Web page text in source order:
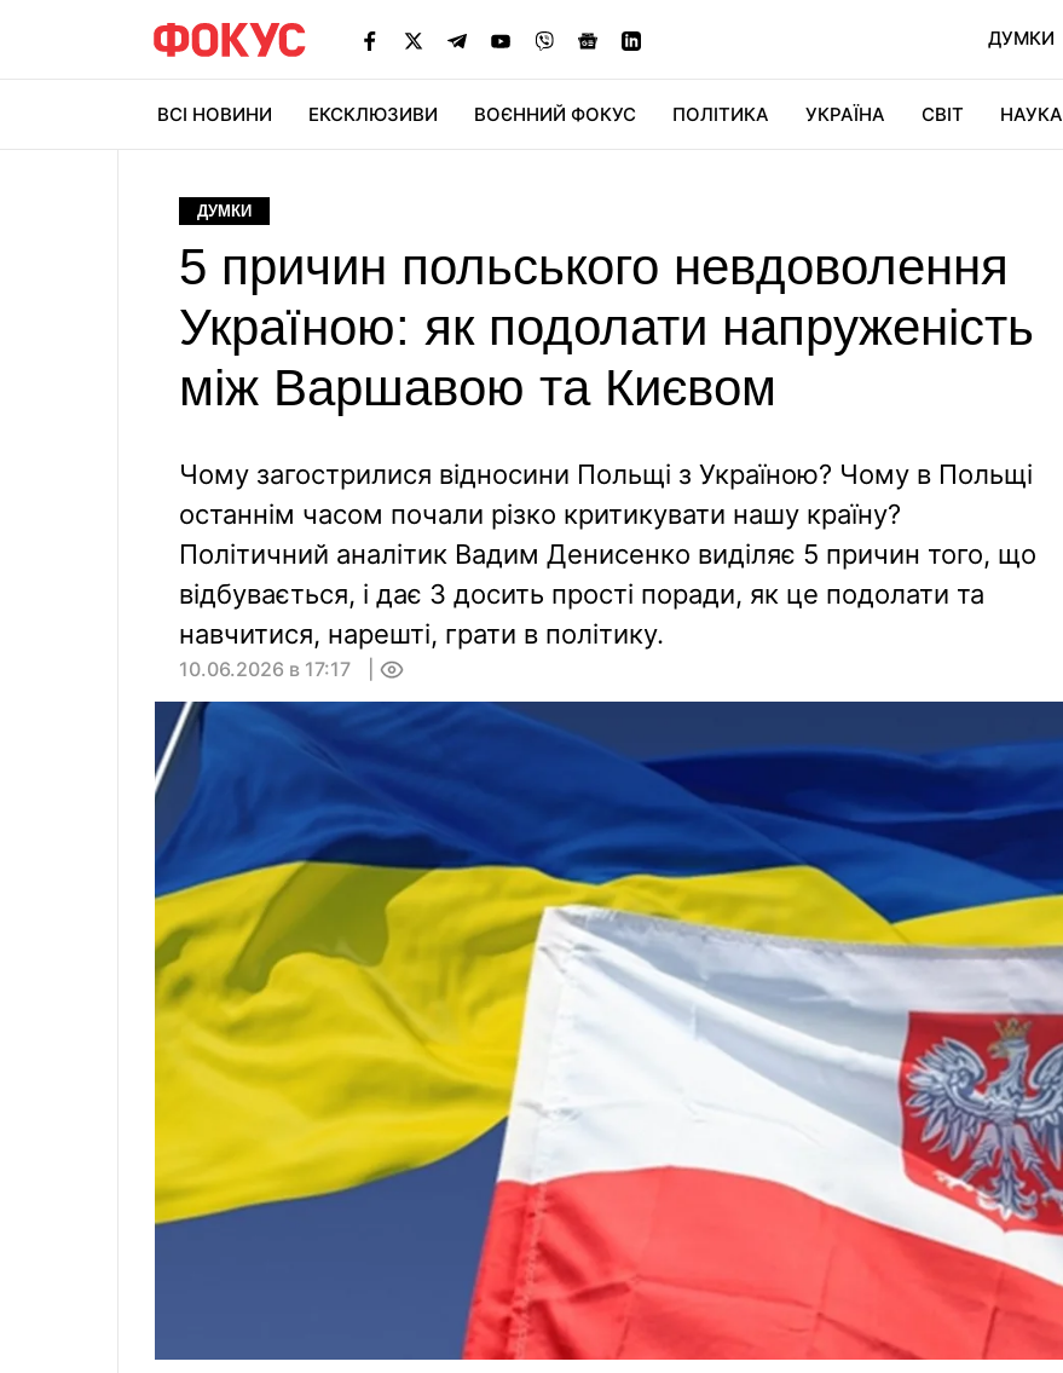
ДУМКИ
ВСІ НОВИНИ ЕКСКЛЮЗИВИ ВОЄННИЙ ФОКУС ПОЛІТИКА УКРАЇНА СВІТ НАУКА
ДУМКИ
5 причин польського невдоволення
Україною: як подолати напруженість
між Варшавою та Києвом
Чому загострилися відносини Польщі з Україною? Чому в Польщі
останнім часом почали різко критикувати нашу країну?
Політичний аналітик Вадим Денисенко виділяє 5 причин того, що
відбувається, і дає 3 досить прості поради, як це подолати та
навчитися, нарешті, грати в політику.
10.06.2026 в 17:17